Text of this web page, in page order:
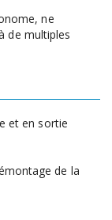
ne
de multiples
et en sortie
de la